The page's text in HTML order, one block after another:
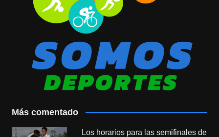
Más comentado
Los horarios para las semifinales de